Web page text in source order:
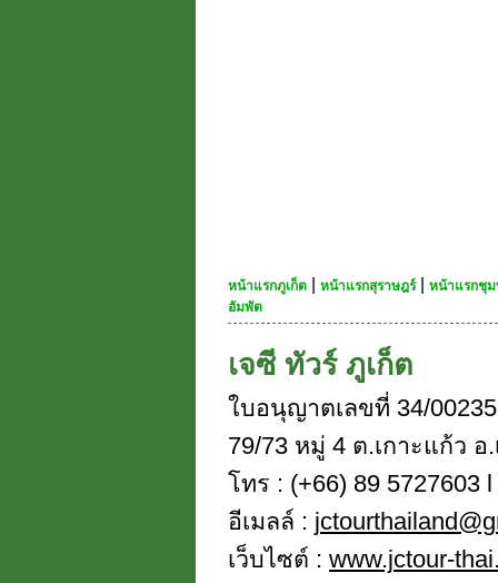
หน้าแรกภูเก็ต หน้าแรกสุราษฎร์|
หน้าแรกชุม
อัมพัต
เจซี ทัวร์ ภูเก็ต
ใบอนุญาตเลขที่ 34/
79/73 หมู่ 4 ต.เกาะแก้ว อ
โทร : (+66) 89 5727603
อีเมลล์ :
เว็บไซต์ : www.jctour-